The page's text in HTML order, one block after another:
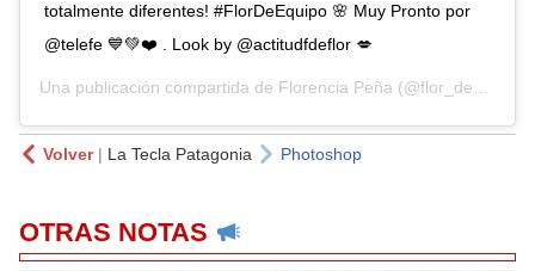
totalmente diferentes! #FlorDeEquipo 🌸 Muy Pronto por
@telefe 💙💚❤️ . Look by @actitudfdeflor 💋
Una publicación compartida de Florencia Peña (@flor_de_p) el
Volver| La Tecla Patagonia Photoshop
OTRAS NOTAS